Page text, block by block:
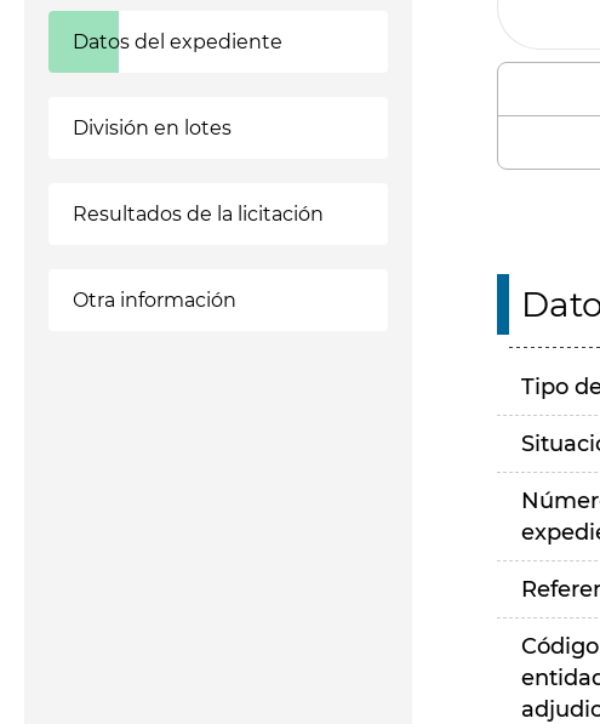
Datos del expediente
División en lotes
Resultados de la licitación
Otra información
Tipo